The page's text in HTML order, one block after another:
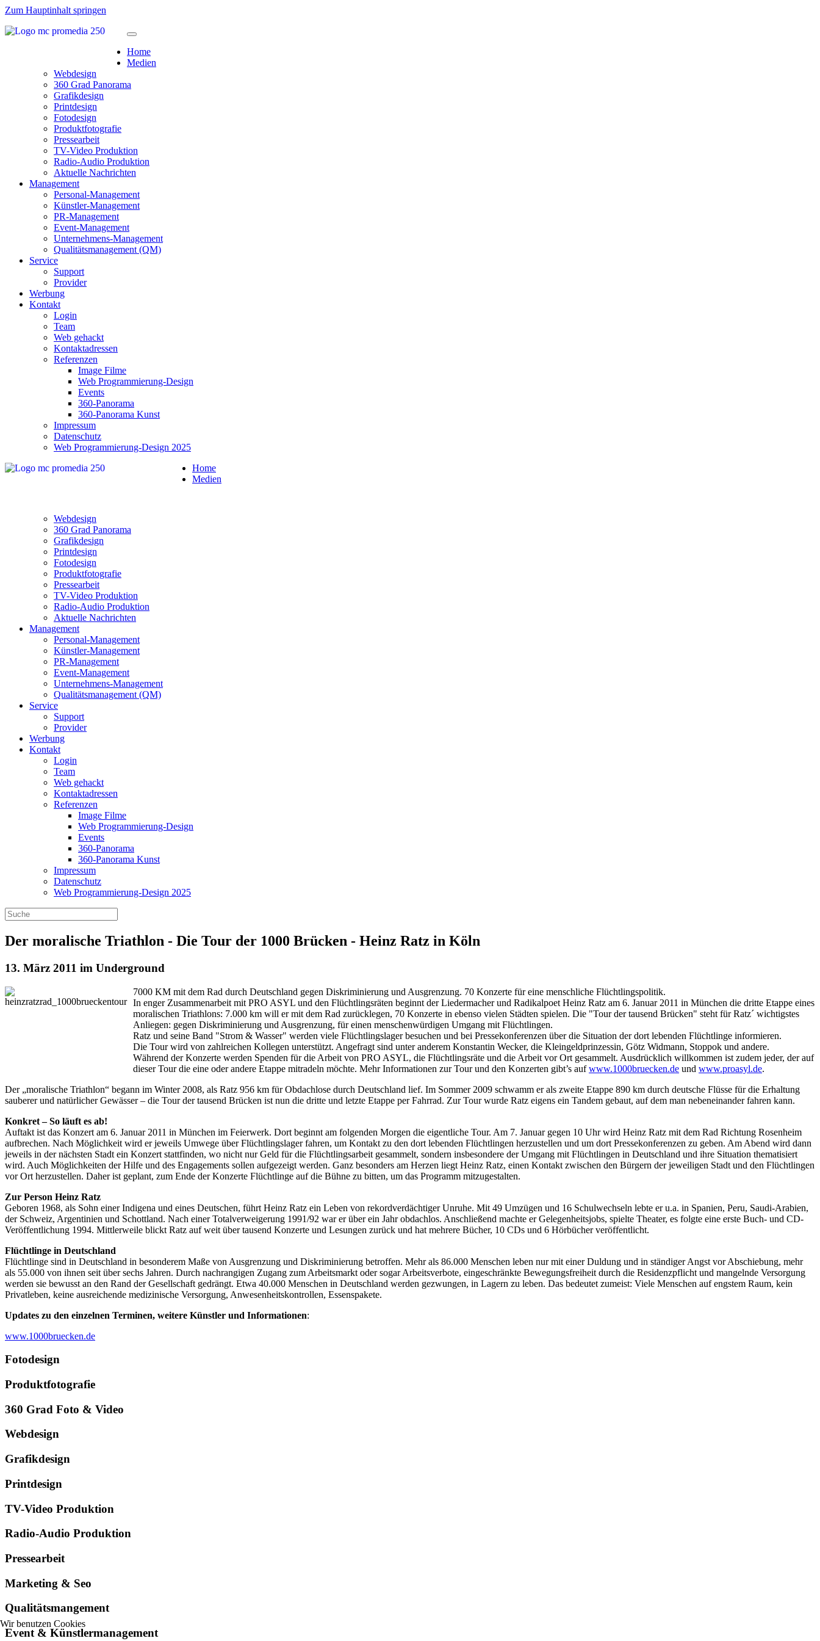
Zum Hauptinhalt springen
Home
Medien
Webdesign
360 Grad Panorama
Grafikdesign
Printdesign
Fotodesign
Produktfotografie
Pressearbeit
TV-Video Produktion
Radio-Audio Produktion
Aktuelle Nachrichten
Management
Personal-Management
Künstler-Management
PR-Management
Event-Management
Unternehmens-Management
Qualitätsmanagement (QM)
Service
Support
Provider
Werbung
Kontakt
Login
Team
Web gehackt
Kontaktadressen
Referenzen
Image Filme
Web Programmierung-Design
Events
360-Panorama
360-Panorama Kunst
Impressum
Datenschutz
Web Programmierung-Design 2025
Home
Medien
Webdesign
360 Grad Panorama
Grafikdesign
Printdesign
Fotodesign
Produktfotografie
Pressearbeit
TV-Video Produktion
Radio-Audio Produktion
Aktuelle Nachrichten
Management
Personal-Management
Künstler-Management
PR-Management
Event-Management
Unternehmens-Management
Qualitätsmanagement (QM)
Service
Support
Provider
Werbung
Kontakt
Login
Team
Web gehackt
Kontaktadressen
Referenzen
Image Filme
Web Programmierung-Design
Events
360-Panorama
360-Panorama Kunst
Impressum
Datenschutz
Web Programmierung-Design 2025
Der moralische Triathlon - Die Tour der 1000 Brücken - Heinz Ratz in Köln
13. März 2011 im Underground
7000 KM mit dem Rad durch Deutschland gegen Diskriminierung und Ausgrenzung. 70 Konzerte für eine menschliche Flüchtlingspolitik.
In enger Zusammenarbeit mit PRO ASYL und den Flüchtlingsräten beginnt der Liedermacher und Radikalpoet Heinz Ratz am 6. Januar 2011 in München die dritte Etappe eines
moralischen Triathlons: 7.000 km will er mit dem Rad zurücklegen, 70 Konzerte in ebenso vielen Städten spielen. Die "Tour der tausend Brücken" steht für Ratz´ wichtigstes
Anliegen: gegen Diskriminierung und Ausgrenzung, für einen menschenwürdigen Umgang mit Flüchtlingen.
Ratz und seine Band "Strom & Wasser" werden viele Flüchtlingslager besuchen und bei Pressekonferenzen über die Situation der dort lebenden Flüchtlinge informieren.
Die Tour wird von zahlreichen Kollegen unterstützt. Angefragt sind unter anderem Konstantin Wecker, die Kleingeldprinzessin, Götz Widmann, Stoppok und andere.
Während der Konzerte werden Spenden für die Arbeit von PRO ASYL, die Flüchtlingsräte und die Arbeit vor Ort gesammelt. Ausdrücklich willkommen ist zudem jeder, der auf
dieser Tour die eine oder andere Etappe mitradeln möchte. Mehr Informationen zur Tour und den Konzerten gibt’s aufwww.1000bruecken.de und www.proasyl.de.
Der „moralische Triathlon“ begann im Winter 2008, als Ratz 956 km für Obdachlose durch Deutschland lief. Im Sommer 2009 schwamm er als zweite Etappe 890 km durch deutsche Flüsse für die Erhaltung
sauberer und natürlicher Gewässer – die Tour der tausend Brücken ist nun die dritte und letzte Etappe per Fahrrad. Zur Tour wurde Ratz eigens ein Tandem gebaut, auf dem man nebeneinander fahren kann.
Konkret – So läuft es ab!
Auftakt ist das Konzert am 6. Januar 2011 in München im Feierwerk. Dort beginnt am folgenden Morgen die eigentliche Tour. Am 7. Januar gegen 10 Uhr wird Heinz Ratz mit dem Rad Richtung Rosenheim
aufbrechen. Nach Möglichkeit wird er jeweils Umwege über Flüchtlingslager fahren, um Kontakt zu den dort lebenden Flüchtlingen herzustellen und um dort Pressekonferenzen zu geben. Am Abend wird dann
jeweils in der nächsten Stadt ein Konzert stattfinden, wo nicht nur Geld für die Flüchtlingsarbeit gesammelt, sondern insbesondere der Umgang mit Flüchtlingen in Deutschland und ihre Situation thematisiert
wird. Auch Möglichkeiten der Hilfe und des Engagements sollen aufgezeigt werden. Ganz besonders am Herzen liegt Heinz Ratz, einen Kontakt zwischen den Bürgern der jeweiligen Stadt und den Flüchtlingen
vor Ort herzustellen. Daher ist geplant, zum Ende der Konzerte Flüchtlinge auf die Bühne zu bitten, um das Programm mitzugestalten.
Zur Person Heinz Ratz
Geboren 1968, als Sohn einer Indigena und eines Deutschen, führt Heinz Ratz ein Leben von rekordverdächtiger Unruhe. Mit 49 Umzügen und 16 Schulwechseln lebte er u.a. in Spanien, Peru, Saudi-Arabien,
der Schweiz, Argentinien und Schottland. Nach einer Totalverweigerung 1991/92 war er über ein Jahr obdachlos. Anschließend machte er Gelegenheitsjobs, spielte Theater, es folgte eine erste Buch- und CD-
Veröffentlichung 1994. Mittlerweile blickt Ratz auf weit über tausend Konzerte und Lesungen zurück und hat mehrere Bücher, 10 CDs und 6 Hörbücher veröffentlicht.
Flüchtlinge in Deutschland
Flüchtlinge sind in Deutschland in besonderem Maße von Ausgrenzung und Diskriminierung betroffen. Mehr als 86.000 Menschen leben nur mit einer Duldung und in ständiger Angst vor Abschiebung, mehr
als 55.000 von ihnen seit über sechs Jahren. Durch nachrangigen Zugang zum Arbeitsmarkt oder sogar Arbeitsverbote, eingeschränkte Bewegungsfreiheit durch die Residenzpflicht und mangelnde Versorgung
werden sie bewusst an den Rand der Gesellschaft gedrängt. Etwa 40.000 Menschen in Deutschland werden gezwungen, in Lagern zu leben. Das bedeutet zumeist: Viele Menschen auf engstem Raum, kein
Privatleben, keine ausreichende medizinische Versorgung, Anwesenheitskontrollen, Essenspakete.
Updates zu den einzelnen Terminen, weitere Künstler und Informationen:
www.1000bruecken.de
Fotodesign
Produktfotografie
360 Grad Foto & Video
Webdesign
Grafikdesign
Printdesign
TV-Video Produktion
Radio-Audio Produktion
Pressearbeit
Marketing & Seo
Qualitätsmangement
Event & Künstlermanagement
Wir benutzen Cookies